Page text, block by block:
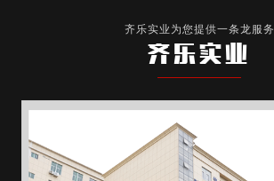
齐乐实业为您提供一条龙服务
齐乐实业